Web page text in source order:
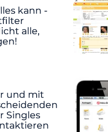
kann -
alle,
und mit
Singles